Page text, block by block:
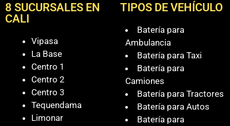
8 SUCURSALES EN
CALI
Vipasa
La Base
Centro 1
Centro 2
Centro 3
Tequendama
Limonar
TIPOS DE VEHÍCULO
Batería para
Ambulancia
Batería para Taxi
Batería para
Camiones
Batería para Tractores
Batería para Autos
Batería para